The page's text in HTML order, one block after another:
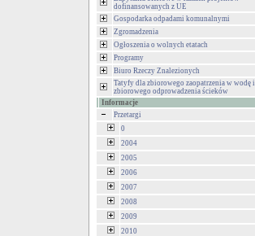
dofinansowanych z UE
Gospodarka odpadami komunalnymi
Zgromadzenia
Ogłoszenia o wolnych etatach
Programy
Biuro Rzeczy Znalezionych
Tatyfy dla zbiorowego zaopatrzenia w wodę i
zbiorowego odprowadzenia ścieków
Informacje
Przetargi
0
2004
2005
2006
2007
2008
2009
2010